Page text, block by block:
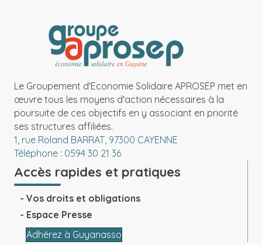
Le Groupement d'Economie Solidaire APROSEP met en
œuvre tous les moyens d'action nécessaires à la
poursuite de ces objectifs en y associant en priorité
ses structures affiliées.
1, rue Roland BARRAT, 97300 CAYENNE
Téléphone : 0594 30 21 36
Accès rapides et pratiques
Vos droits et obligations
Espace Presse
Adhérez à Guyanasso